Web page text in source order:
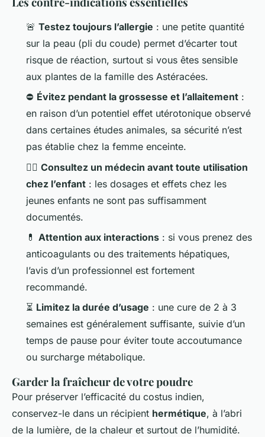
🚨 Testez toujours l’allergie : une petite quantité
sur la peau (pli du coude) permet d’écarter tout
risque de réaction, surtout si vous êtes sensible
aux plantes de la famille des Astéracées.
⛔ Évitez pendant la grossesse et l’allaitement :
en raison d’un potentiel effet utérotonique observé
dans certaines études animales, sa sécurité n’est
pas établie chez la femme enceinte.
🧑‍⚕️ Consultez un médecin avant toute utilisation
chez l’enfant : les dosages et effets chez les
jeunes enfants ne sont pas suffisamment
documentés.
💊 Attention aux interactions : si vous prenez des
anticoagulants ou des traitements hépatiques,
l’avis d’un professionnel est fortement
recommandé.
⏳ Limitez la durée d’usage : une cure de 2 à 3
semaines est généralement suffisante, suivie d’un
temps de pause pour éviter toute accoutumance
ou surcharge métabolique.
Garder la fraîcheur de votre poudre
Pour préserver l’efficacité du costus indien,
conservez-le dans un récipient hermétique, à l’abri
de la lumière, de la chaleur et surtout de l’humidité.